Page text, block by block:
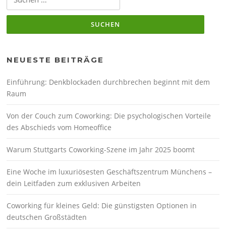
nach:
NEUESTE BEITRÄGE
Einführung: Denkblockaden durchbrechen beginnt mit dem
Raum
Von der Couch zum Coworking: Die psychologischen Vorteile
des Abschieds vom Homeoffice
Warum Stuttgarts Coworking-Szene im Jahr 2025 boomt
Eine Woche im luxuriösesten Geschäftszentrum Münchens –
dein Leitfaden zum exklusiven Arbeiten
Coworking für kleines Geld: Die günstigsten Optionen in
deutschen Großstädten